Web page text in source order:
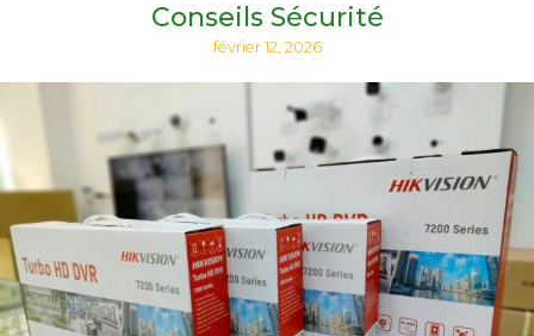
Conseils Sécurité
février 12, 2026